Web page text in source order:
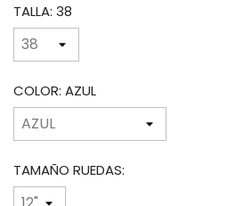
TALLA: 38
COLOR: AZUL
TAMAÑO RUEDAS: